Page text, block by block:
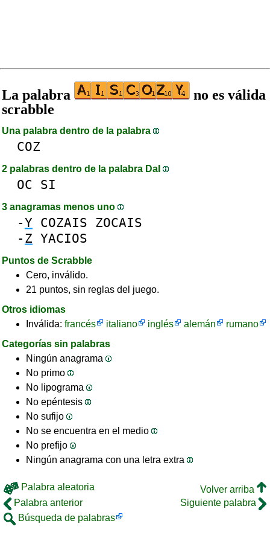
La palabra
no es válida
scrabble
Una palabra dentro de la palabra
COZ
2 palabras dentro de la palabra DaI
OC SI
3 anagramas menos uno
-Y COZAIS ZOCAIS
- Z YACIOS
Puntos de Scrabble
Cero, inválido.
21 puntos, sin reglas del juego.
Otros idiomas
Inválida: francés italiano inglés alemán
rumano
Categorías sin palabras
Ningún anagrama
No primo
No lipograma
No epéntesis
No sufijo
No se encuentra en el medio
No prefijo
Ningún anagrama con una letra extra
Palabra aleatoria
Volver arriba
Palabra anterior
Siguiente palabra
Búsqueda de palabras